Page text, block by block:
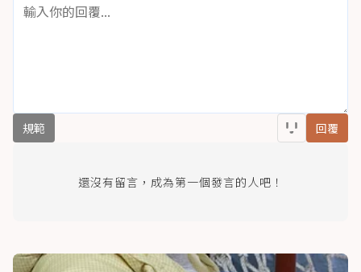
規範 回覆
還沒有留言，成為第一個發言的人吧！